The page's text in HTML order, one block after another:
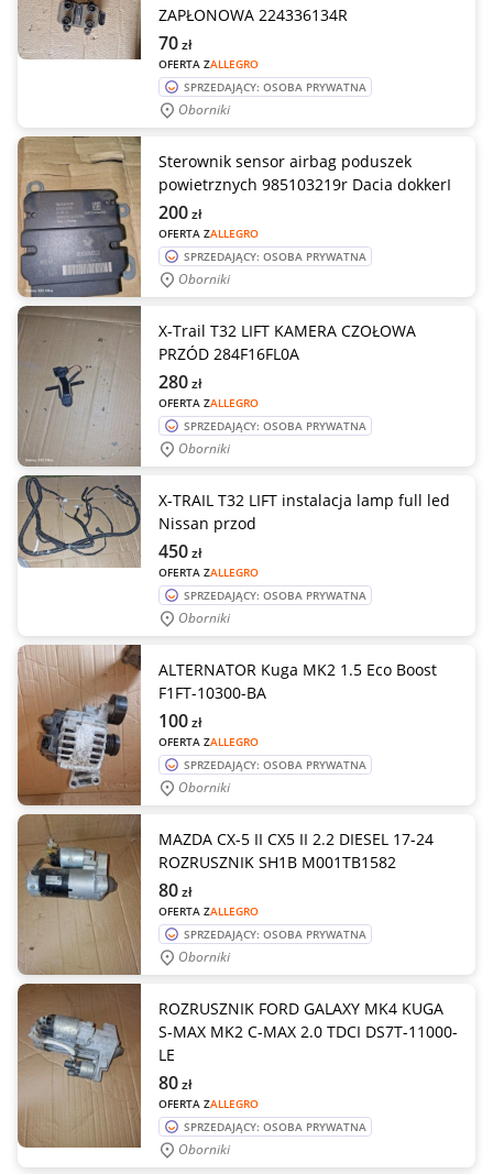
ZAPŁONOWA 224336134R
OFERTA ZALLEGRO
70zł
SPRZEDAJĄCY: OSOBA PRYWATNA
Oborniki
Sterownik sensor airbag poduszek
powietrznych 985103219r Dacia dokkerI
OFERTA ZALLEGRO
200zł
SPRZEDAJĄCY: OSOBA PRYWATNA
Oborniki
X-Trail T32 LIFT KAMERA CZOŁOWA
PRZÓD 284F16FL0A
OFERTA ZALLEGRO
280zł
SPRZEDAJĄCY: OSOBA PRYWATNA
Oborniki
X-TRAIL T32 LIFT instalacja lamp full led
Nissan przod
OFERTA ZALLEGRO
450zł
SPRZEDAJĄCY: OSOBA PRYWATNA
Oborniki
ALTERNATOR Kuga MK2 1.5 Eco Boost
F1FT-10300-BA
OFERTA ZALLEGRO
100zł
SPRZEDAJĄCY: OSOBA PRYWATNA
Oborniki
MAZDA CX-5 II CX5 II 2.2 DIESEL 17-24
ROZRUSZNIK SH1B M001TB1582
OFERTA ZALLEGRO
80zł
SPRZEDAJĄCY: OSOBA PRYWATNA
Oborniki
ROZRUSZNIK FORD GALAXY MK4 KUGA
S-MAX MK2 C-MAX 2.0 TDCI DS7T-11000-
LE
OFERTA ZALLEGRO
80zł
SPRZEDAJĄCY: OSOBA PRYWATNA
Oborniki